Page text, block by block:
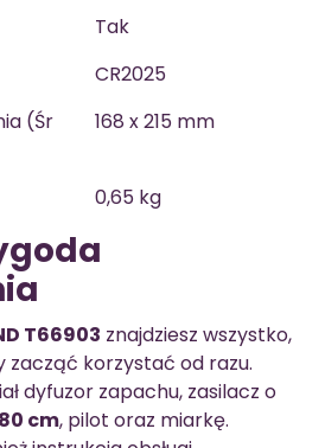
Tak
CR2025
(Śr
168 x 215 mm
0,65 kg
T66903 znajdziesz wszystko,
korzystać od razu.
dyfuzor zapachu, zasilacz o
cm, pilot oraz miarkę.